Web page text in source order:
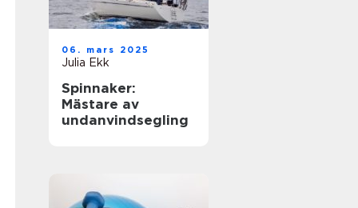
06. mars 2025
Julia Ekk
Spinnaker:
Mästare av
undanvindsegling